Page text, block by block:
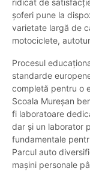
ridicat de
șoferi pune la
varietate largă de
motociclete,
Procesul
standarde
completă pentru o
Scoala Mureșan
fi laboratoare
dar și un laborator
fundamentale
Parcul auto
mașini personale